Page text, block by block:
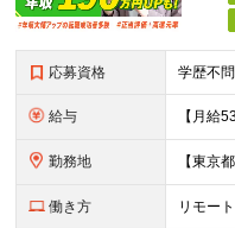
応募資格
給与
勤務地
働き方 リモー